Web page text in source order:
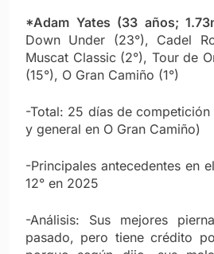
*Adam Yates (33 años;
Down Under (23°), Cadel
Muscat Classic (2°), Tour de
(15°), O Gran Camiño (1°)
-Total: 25 días de
y general en O Gran Camiño)
-Principales antecedentes en
12° en 2025
-Análisis: Sus mejores
pasado, pero tiene crédito